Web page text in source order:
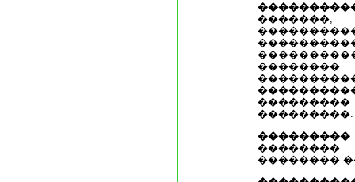
�������,
���������.
��������
��������